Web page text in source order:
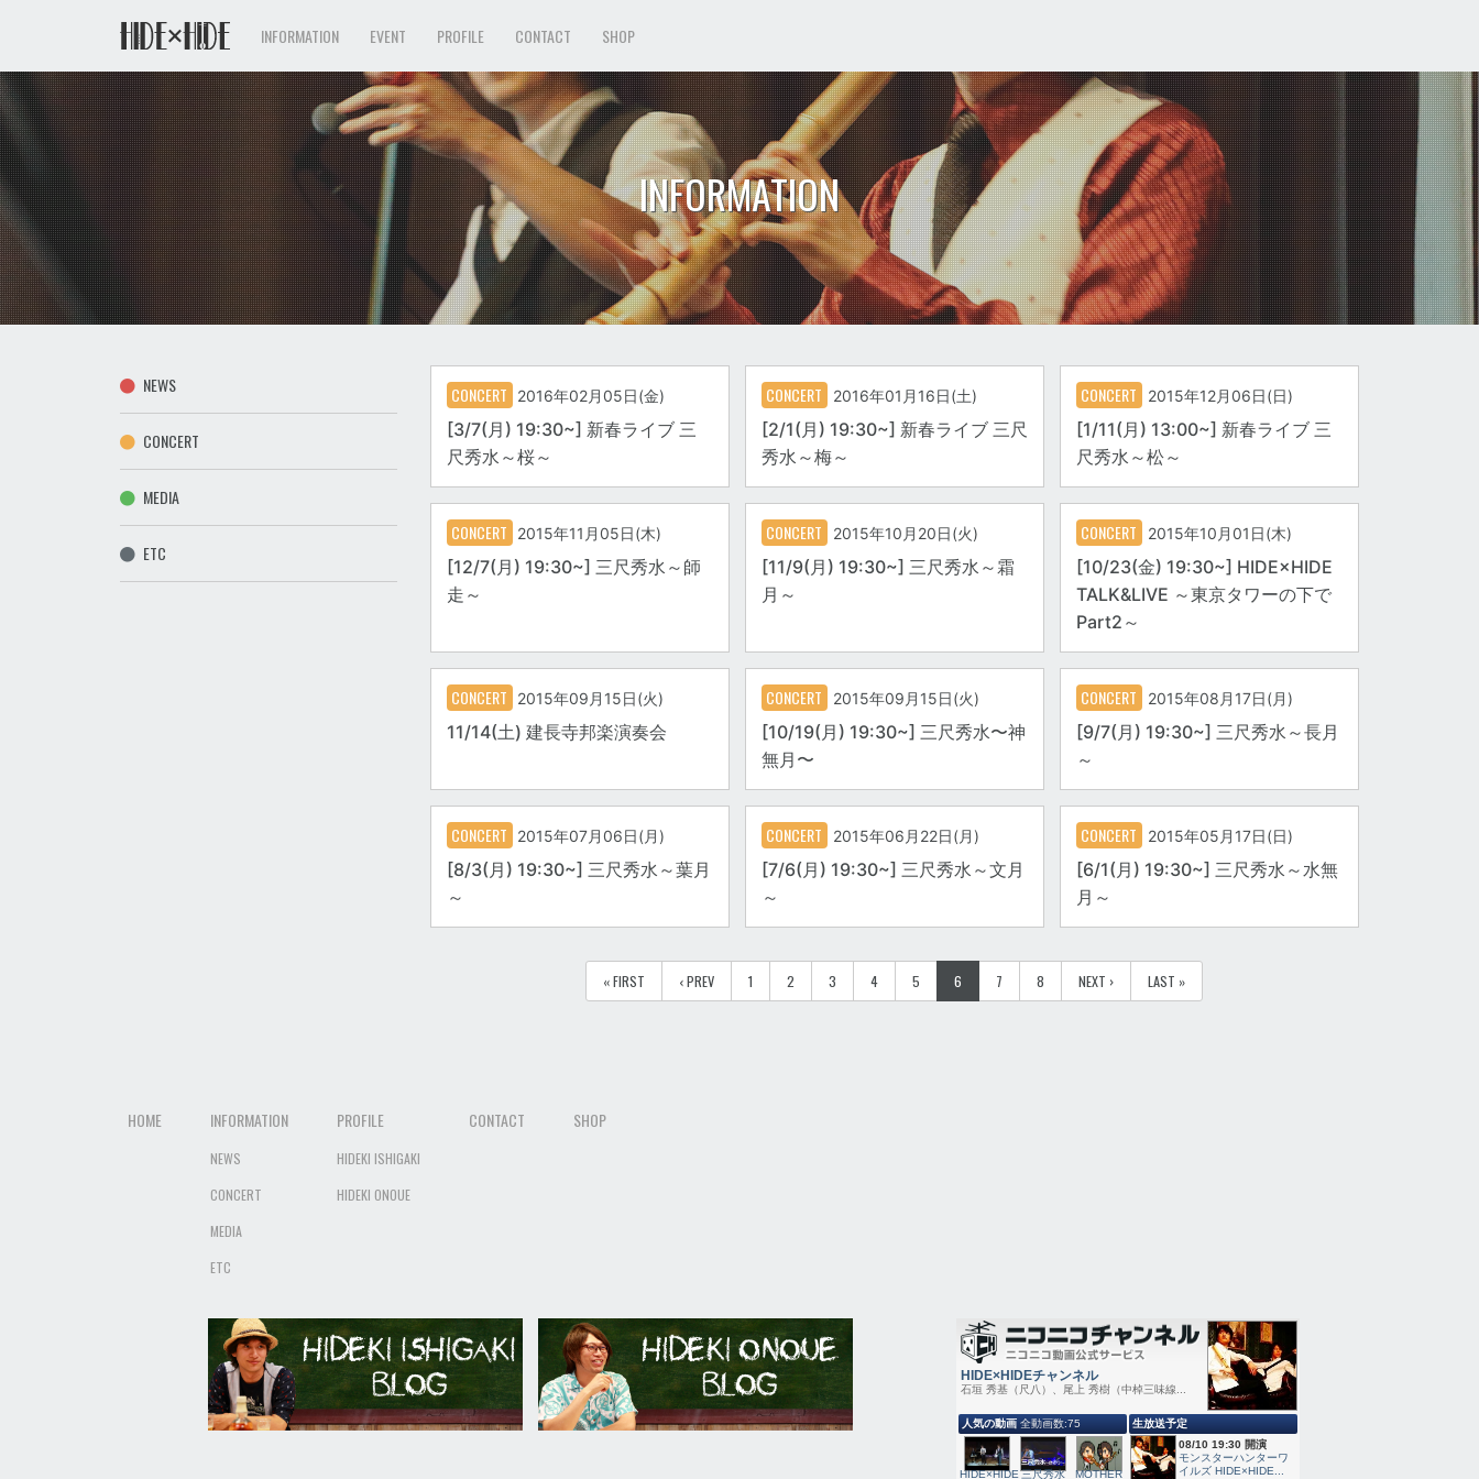
INFORMATION EVENT PROFILE CONTACT SHOP
INFORMATION
NEWS
CONCERT
MEDIA
ETC
CONCERT 2016年02月05日(金)
[3/7(月) 19:30~] 新春ライブ 三
尺秀水～桜～
CONCERT 2016年01月16日(土)
[2/1(月) 19:30~] 新春ライブ 三尺
秀水～梅～
CONCERT 2015年12月06日(日)
[1/11(月) 13:00~] 新春ライブ 三
尺秀水～松～
CONCERT 2015年11月05日(木)
[12/7(月) 19:30~] 三尺秀水～師
走～
CONCERT 2015年10月20日(火)
[11/9(月) 19:30~] 三尺秀水～霜
月～
CONCERT 2015年10月01日(木)
[10/23(金) 19:30~] HIDE×HIDE
TALK&LIVE ～東京タワーの下で
Part2～
CONCERT 2015年09月15日(火)
11/14(土) 建長寺邦楽演奏会
CONCERT 2015年09月15日(火)
[10/19(月) 19:30~] 三尺秀水〜神
無月〜
CONCERT 2015年08月17日(月)
[9/7(月) 19:30~] 三尺秀水～長月
～
CONCERT 2015年07月06日(月)
[8/3(月) 19:30~] 三尺秀水～葉月
～
CONCERT 2015年06月22日(月)
[7/6(月) 19:30~] 三尺秀水～文月
～
CONCERT 2015年05月17日(日)
[6/1(月) 19:30~] 三尺秀水～水無
月～
« FIRST ‹ PREV 1 2 3 4 5 6 7 8 NEXT › LAST »
HOME INFORMATION
NEWS
CONCERT
MEDIA
ETC
PROFILE
HIDEKI ISHIGAKI
HIDEKI ONOUE
CONTACT SHOP